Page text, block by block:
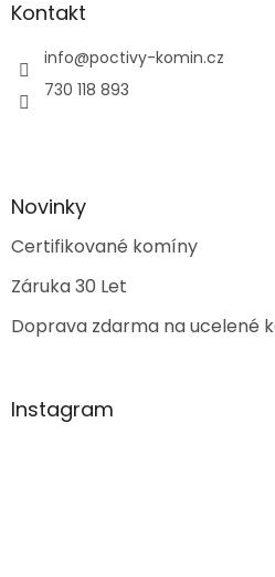
Kontakt
info@poctivy-komin.cz
730 118 893
Novinky
Certifikované komíny
Záruka 30 Let
Doprava zdarma na ucelené
Instagram